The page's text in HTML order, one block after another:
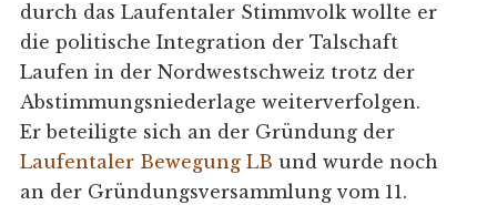
durch das Laufentaler Stimmvolk wollte er
die politische Integration der Talschaft
Laufen in der Nordwestschweiz trotz der
Abstimmungsniederlage weiterverfolgen.
Er beteiligte sich an der Gründung der
Laufentaler Bewegung LB und wurde noch
an der Gründungsversammlung vom 11.